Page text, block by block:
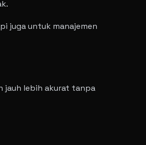
juga untuk manajemen
jauh lebih akurat tanpa